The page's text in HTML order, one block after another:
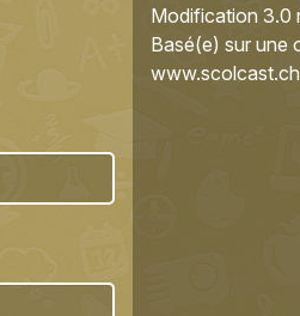
Modification 3.0
Basé(e) sur une
www.scolcast.ch